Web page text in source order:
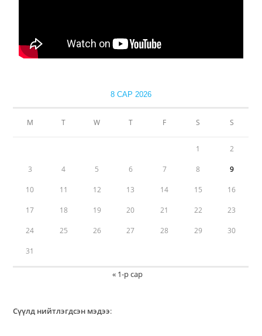
8 САР 2026
М Т W Т F S S
1 2
3 4 5 6 7 8 9
10 11 12 13 14 15 16
17 18 19 20 21 22 23
24 25 26 27 28 29 30
31
« 1-р сар
Сүүлд нийтлэгдсэн мэдээ: